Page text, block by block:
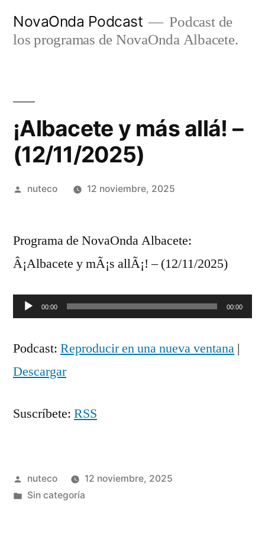
NovaOnda Podcast
Podcast de
los programas de NovaOnda Albacete.
¡Albacete y más allá! –
(12/11/2025)
Publicada
nuteco 12 noviembre, 2025
Programa de NovaOnda Albacete:
Â¡Albacete y mÃ¡s allÃ¡! – (12/11/2025)
Reproductor
audio
00:00 00:00
Podcast: Reproducir en una nueva ventana |
Descargar
Suscríbete: RSS
Publicada
por
nuteco
12 noviembre, 2025
Publicada
Sin categoría